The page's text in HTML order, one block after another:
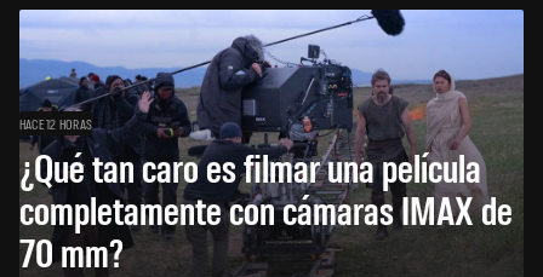
HACE 12 HORAS
¿Qué tan caro es filmar una película
completamente con cámaras IMAX de
70 mm?